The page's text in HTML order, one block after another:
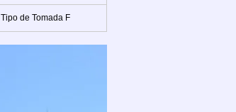
Tipo de Tomada F